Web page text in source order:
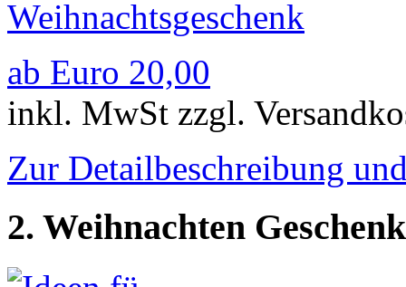
Weihnachtsgeschenk
ab Euro 20,00
inkl. MwSt zzgl.
Zur Detailbeschreibung
2. Weihnachten